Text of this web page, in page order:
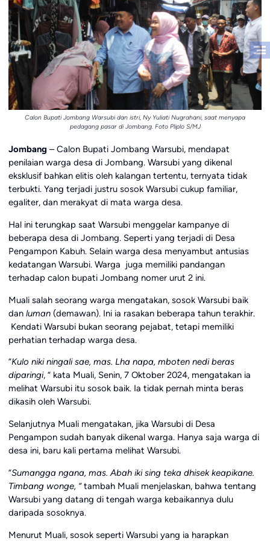
Calon Bupati Jombang Warsubi dan istri, Ny Yuliati Nugrahani, saat menyapa
pedagang pasar di Jombang. Foto Pliplo S/MJ
Jombang – Calon Bupati Jombang Warsubi, mendapat
penilaian warga desa di Jombang. Warsubi yang dikenal
eksklusif bahkan elitis oleh kalangan tertentu, ternyata tidak
terbukti. Yang terjadi justru sosok Warsubi cukup familiar,
egaliter, dan merakyat di mata warga desa.
Hal ini terungkap saat Warsubi menggelar kampanye di
beberapa desa di Jombang. Seperti yang terjadi di Desa
Pengampon Kabuh. Selain warga desa menyambut antusias
kedatangan Warsubi. Warga juga memiliki pandangan
terhadap calon bupati Jombang nomer urut 2 ini.
Muali salah seorang warga mengatakan, sosok Warsubi baik
dan luman(demawan). Ini ia rasakan beberapa tahun terakhir.
Kendati Warsubi bukan seorang pejabat, tetapi memiliki
perhatian terhadap warga desa.
“Kulo niki ningali sae, mas. Lha napa, mboten nedi beras
diparingi, “ kata Muali, Senin, 7 Oktober 2024, mengatakan ia
melihat Warsubi itu sosok baik. Ia tidak pernah minta beras
dikasih oleh Warsubi.
Selanjutnya Muali mengatakan, jika Warsubi di Desa
Pengampon sudah banyak dikenal warga. Hanya saja warga di
desa ini, baru kali pertama melihat Warsubi.
“Sumangga ngana, mas. Abah iki sing teka dhisek keapikane.
Timbang wonge, “tambah Muali menjelaskan, bahwa tentang
Warsubi yang datang di tengah warga kebaikannya dulu
daripada sosoknya.
Menurut Muali, sosok seperti Warsubi yang ia harapkan